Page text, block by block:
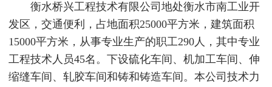
衡水桥兴工程技术有限公司地处衡水市南工业开
发区，交通便利，占地面积25000平方米，建筑面积
15000平方米，从事专业生产的职工290人，其中专业
工程技术人员45名。下设硫化车间、机加工车间、伸
缩缝车间、轧胶车间和铸和铸造车间。本公司技术力